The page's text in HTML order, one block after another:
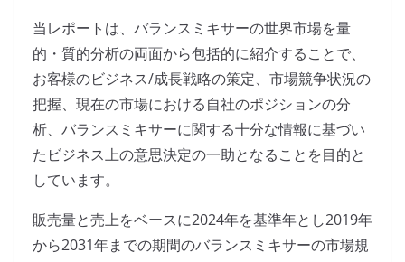
当レポートは、バランスミキサーの世界市場を量
的・質的分析の両面から包括的に紹介することで、
お客様のビジネス/成長戦略の策定、市場競争状況の
把握、現在の市場における自社のポジションの分
析、バランスミキサーに関する十分な情報に基づい
たビジネス上の意思決定の一助となることを目的と
しています。
販売量と売上をベースに2024年を基準年とし2019年
から2031年までの期間のバランスミキサーの市場規